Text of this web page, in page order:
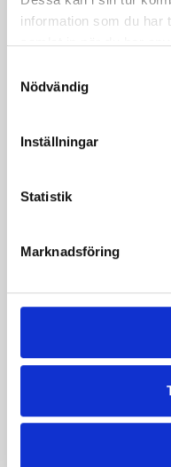
information som du har
samlat in när du har
Nödvändig
Inställningar
Statistik
Marknadsföring
1000g